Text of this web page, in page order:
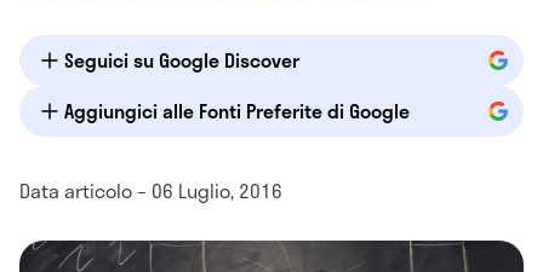
Seguici su Google Discover
Aggiungici alle Fonti Preferite di Google
Data articolo – 06 Luglio, 2016